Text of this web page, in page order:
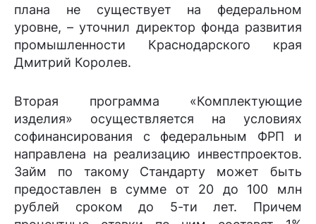
плана не существует на федеральном
уровне, – уточнил директор фонда развития
промышленности Краснодарского края
Дмитрий Королев.
Вторая программа «Комплектующие
изделия» осуществляется на условиях
софинансирования с федеральным ФРП и
направлена на реализацию инвестпроектов.
Займ по такому Стандарту может быть
предоставлен в сумме от 20 до 100 млн
рублей сроком до 5-ти лет. Причем